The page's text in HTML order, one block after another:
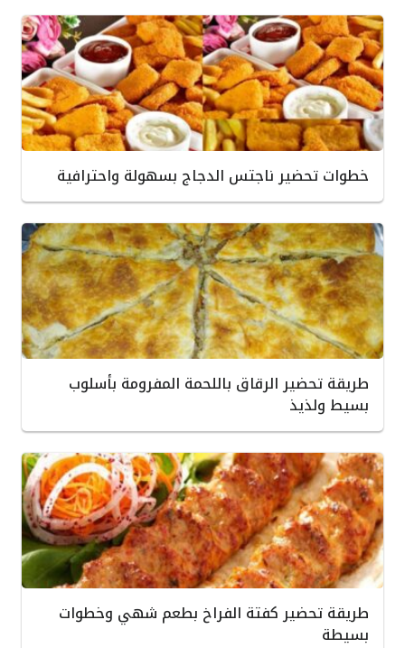
خطوات تحضير ناجتس الدجاج بسهولة واحترافية
طريقة تحضير الرقاق باللحمة المفرومة بأسلوب
بسيط ولذيذ
طريقة تحضير كفتة الفراخ بطعم شهي وخطوات
بسيطة